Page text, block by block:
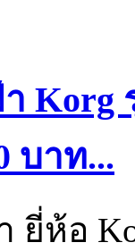
Korg
บาท...
ห้อ